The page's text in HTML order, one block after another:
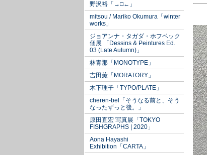
野沢裕「→□←」
mitsou / Mariko Okumura「winter
works」
ジョアンナ・タガダ・ホフベック
個展 「Dessins & Peintures Ed.
03 (Late Autumn)」
林青那「MONOTYPE」
吉田薫「MORATORY」
木下理子「TYPO/PLATE」
cheren-bel「そうなる前と、そう
なったずっと後。」
原田直宏 写真展「TOKYO
FISHGRAPHS | 2020」
Aona Hayashi
Exhibition「CARTA」